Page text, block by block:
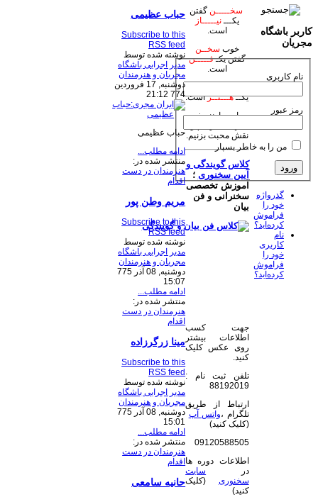
حباب عظیمی
Subscribe to this
RSS feed
نوشته شده توسط
مدیر اجرایی باشگاه
مجریان و هنرمندان
دوشنبه, 17 فروردين
774 21:12
حباب عظیمی
ادامه مطلب...
منتشر شده در:
هنرمندان در دست
اقدام
مریم وطن پور
Subscribe to this
RSS feed
نوشته شده توسط
مدیر اجرایی باشگاه
مجریان و هنرمندان
دوشنبه, 08 آذر 775
15:07
ادامه مطلب...
منتشر شده در:
هنرمندان در دست
اقدام
مینا زرگرزاده
Subscribe to this
RSS feed
نوشته شده توسط
مدیر اجرایی باشگاه
مجریان و هنرمندان
دوشنبه, 08 آذر 775
15:01
ادامه مطلب...
منتشر شده در:
هنرمندان در دست
اقدام
حانیه سامعی
سخـــــن گفتن
یکـــنیـــــاز
است.
خوب سخــن
گفتن یکـفـــــن
است.
یکــهـــنــراست.
بیاییم با هنر خود
نقش محبت بزنیم.
کلاس گویندگی و
آیین سخنوری ؛
آموزش تخصصی
سخنرانی و فن
بیان
جهت کسب
اطلاعات بیشتر
روی عکس کلیک
کنید.
تلفن ثبت نام :
88192019
ارتباط از طریق
تلگرام ،واتس آپ
(کلیک کنید)
09120588505
اطلاعات دوره ها
در سایت
سخنوری (کلیک
کنید)
کاربر باشگاه
مجریان
نام کاربری
رمز عبور
من را به خاطر بسپار
گذرواژه
خود را
فراموش
کرده‌اید؟
نام
کاربری
خود را
فراموش
کرده‌اید؟